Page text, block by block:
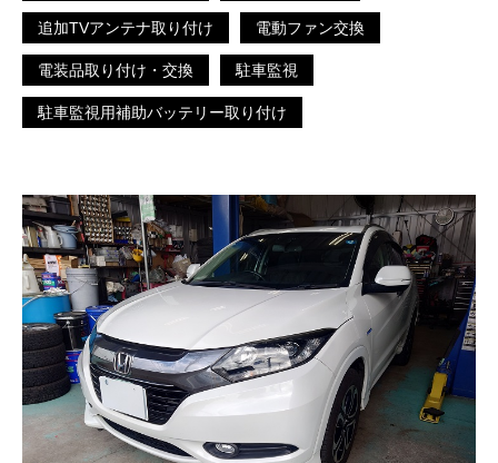
追加TVアンテナ取り付け 電動ファン交換
電装品取り付け・交換 駐車監視
駐車監視用補助バッテリー取り付け